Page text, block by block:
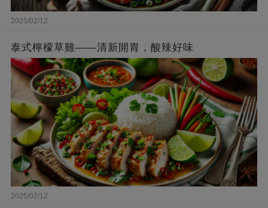
2025/02/12
泰式檸檬草雞——清新開胃，酸辣好味
2025/02/12